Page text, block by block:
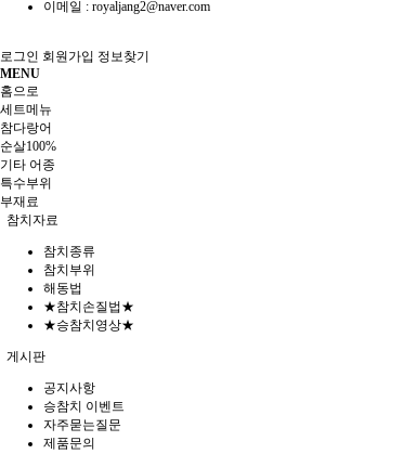
이메일 : royaljang2@naver.com
로그인 회원가입 정보찾기
MENU
홈으로
세트메뉴
참다랑어
순살100%
기타 어종
특수부위
부재료
참치자료
참치종류
참치부위
해동법
★참치손질법★
★승참치영상★
게시판
공지사항
승참치 이벤트
자주묻는질문
제품문의